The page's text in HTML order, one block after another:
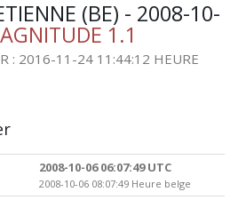
(BE) - 2008-10-
1.1
: 2016-11-24 11:44:12 HEURE
2008-10-06 06:07:49 UTC
2008-10-06 08:07:49 Heure belge